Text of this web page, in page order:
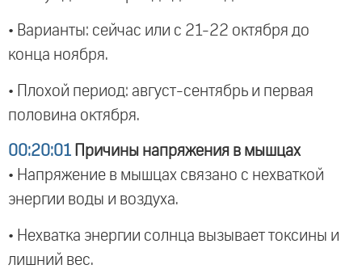
• Варианты: сейчас или с 21-22 октября до
конца ноября.
• Плохой период: август-сентябрь и первая
половина октября.
00:20:01 Причины напряжения в мышцах
• Напряжение в мышцах связано с нехваткой
энергии воды и воздуха.
• Нехватка энергии солнца вызывает токсины и
лишний вес.